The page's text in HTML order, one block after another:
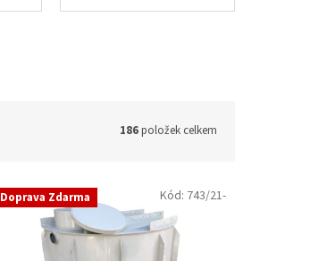
186položek celkem
Doprava Zdarma Kód: 743/21-